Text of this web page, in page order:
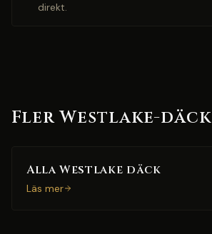
direkt.
Fler Westlake-däck
Alla Westlake däck
Läs mer